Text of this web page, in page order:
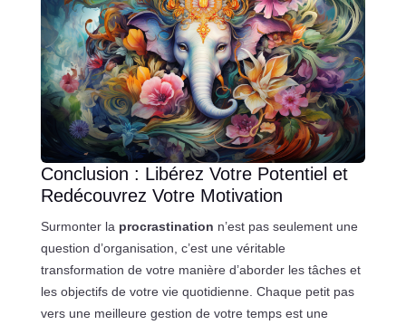
Conclusion : Libérez Votre Potentiel et
Redécouvrez Votre Motivation
Surmonter la procrastination n’est pas seulement une
question d’organisation, c’est une véritable
transformation de votre manière d’aborder les tâches et
les objectifs de votre vie quotidienne. Chaque petit pas
vers une meilleure gestion de votre temps est une